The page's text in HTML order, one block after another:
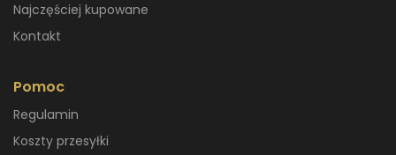
Najczęściej kupowane
Kontakt
Pomoc
Regulamin
Koszty przesyłki